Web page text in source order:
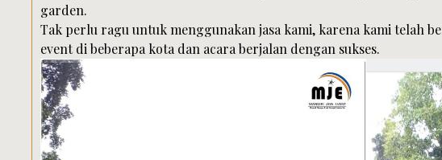
garden.
Tak perlu ragu untuk menggunakan jasa kami, karena kami telah
event di beberapa kota dan acara berjalan dengan sukses.